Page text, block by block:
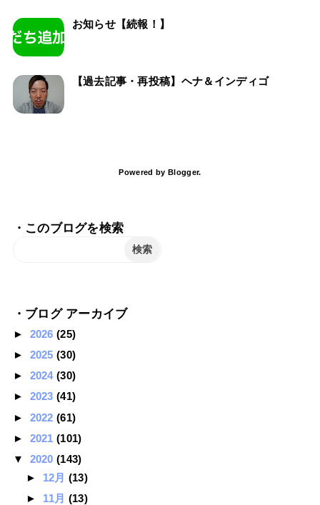
お知らせ【続報！】
【過去記事・再投稿】ヘナ＆インディゴ
Powered by Blogger.
・このブログを検索
・ブログ アーカイブ
► 2026(25)
► 2025(30)
► 2024(30)
► 2023(41)
► 2022(61)
► 2021(101)
▼ 2020(143)
► 12月 (13)
► 11月 (13)